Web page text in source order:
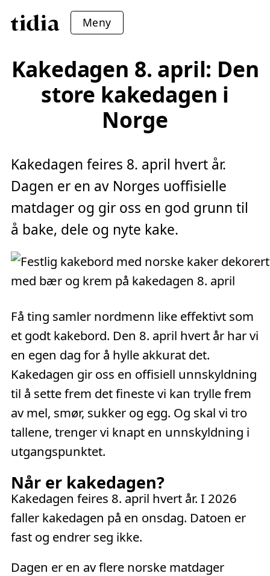
Meny
Kakedagen 8. april: Den
store kakedagen i
Norge
Kakedagen feires 8. april hvert år.
Dagen er en av Norges uoffisielle
matdager og gir oss en god grunn til
å bake, dele og nyte kake.
Få ting samler nordmenn like effektivt som
et godt kakebord. Den 8. april hvert år har vi
en egen dag for å hylle akkurat det.
Kakedagen gir oss en offisiell unnskyldning
til å sette frem det fineste vi kan trylle frem
av mel, smør, sukker og egg. Og skal vi tro
tallene, trenger vi knapt en unnskyldning i
utgangspunktet.
Når er kakedagen?
Kakedagen feires 8. april hvert år. I 2026
faller kakedagen på en onsdag. Datoen er
fast og endrer seg ikke.
Dagen er en av flere norske matdager